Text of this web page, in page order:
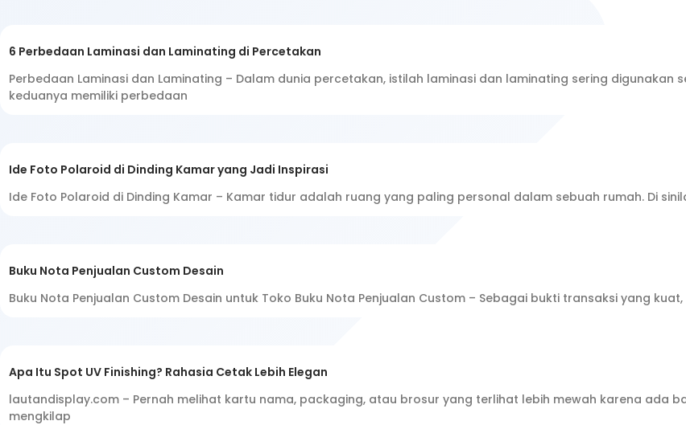
6 Perbedaan Laminasi dan Laminating di Percetakan
Perbedaan Laminasi dan Laminating – Dalam dunia percetakan, istilah laminasi dan laminating sering digunakan
keduanya memiliki perbedaan
Ide Foto Polaroid di Dinding Kamar yang Jadi Inspirasi
Ide Foto Polaroid di Dinding Kamar – Kamar tidur adalah ruang yang paling personal dalam sebuah rumah. Di
Buku Nota Penjualan Custom Desain
Buku Nota Penjualan Custom Desain untuk Toko Buku Nota Penjualan Custom – Sebagai bukti transaksi yang
Apa Itu Spot UV Finishing? Rahasia Cetak Lebih Elegan
lautandisplay.com – Pernah melihat kartu nama, packaging, atau brosur yang terlihat lebih mewah karena ada
mengkilap